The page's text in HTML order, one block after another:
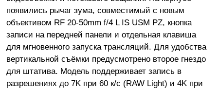
появились рычаг зума, совместимый с новым
объективом RF 20-50mm f/4 L IS USM PZ, кнопка
записи на передней панели и отдельная клавиша
для мгновенного запуска трансляций. Для удобства
вертикальной съёмки предусмотрено второе гнездо
для штатива. Модель поддерживает запись в
разрешениях до 7K при 60 к/с (RAW Light) и 4K при